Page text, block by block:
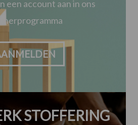
een account aan in ons
STOFFERING